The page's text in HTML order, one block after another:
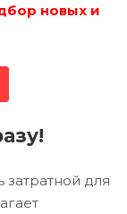
новых и
для